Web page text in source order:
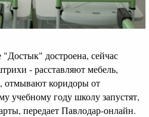
достроена, сейчас
- расставляют мебель,
отмывают коридоры от
учебному году школу запустят,
передает Павлодар-онлайн.